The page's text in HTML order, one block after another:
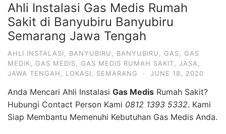
Ahli Instalasi Gas Medis Rumah
Sakit di Banyubiru Banyubiru
Semarang Jawa Tengah
AHLI INSTALASI BANYUBIRU BANYUBIRU GAS
GAS
MEDIK
GAS MEDIS GAS MEDIS RUMAH SAKIT JASA
JAWA TENGAH
LOKASI SEMARANG · JUNE 18, 2020
Anda Mencari Ahli Instalasi Gas Medis Rumah Sakit?
Hubungi Contact Person Kami 0812 1393 5332. Kami
Siap Membantu Memenuhi Kebutuhan Gas Medis Anda.